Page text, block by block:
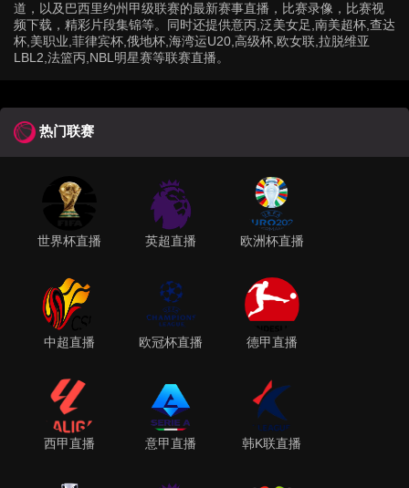
道，以及巴西里约州甲级联赛的最新赛事直播，比赛录像，比赛视
频下载，精彩片段集锦等。同时还提供意丙,泛美女足,南美超杯,查达
杯,美职业,菲律宾杯,俄地杯,海湾运U20,高级杯,欧女联,拉脱维亚
LBL2,法篮丙,NBL明星赛等联赛直播。
热门联赛
世界杯直播 英超直播 欧洲杯直播
中超直播 欧冠杯直播 德甲直播
西甲直播 意甲直播 韩K联直播